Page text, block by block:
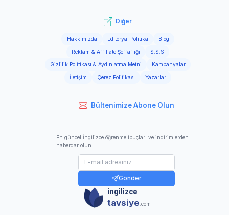
Diğer
Hakkımızda Editoryal Politika Blog
Reklam & Affiliate Şeffaflığı S.S.S
Gizlilik Politikası & Aydınlatma Metni Kampanyalar
İletişim Çerez Politikası Yazarlar
Bültenimize Abone Olun
En güncel İngilizce öğrenme ipuçları ve indirimlerden
haberdar olun.
Gönder
ingilizce
tavsiye .com